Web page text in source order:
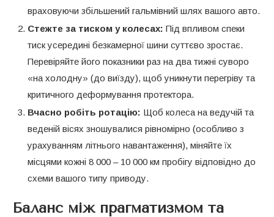
враховуючи збільшений гальмівний шлях вашого авто.
Стежте за тиском у колесах: Під впливом спеки
тиск усередині безкамерної шини суттєво зростає.
Перевіряйте його показники раз на два тижні суворо
«на холодну» (до виїзду), щоб уникнути перегріву та
критичного деформування протектора.
Вчасно робіть ротацію: Щоб колеса на ведучій та
веденій вісях зношувалися рівномірно (особливо з
урахуванням літнього навантаження), міняйте їх
місцями кожні 8 000 – 10 000 км пробігу відповідно до
схеми вашого типу приводу.
Баланс між прагматизмом та